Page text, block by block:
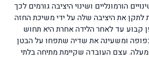
הורמונליים ושינוי היציבה גורמים לכך
לתקן את היציבה שלה על ידי משיכת החזה
קבוע עד לאחר הלידה אחרת היא תחוש
ומשעינה את שדיה שתפחו על הבטן
עצם העובדה שקיימת מתיחה בלתי